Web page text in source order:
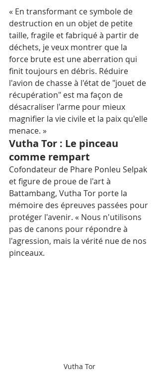
« En transformant ce symbole de
destruction en un objet de petite
taille, fragile et fabriqué à partir de
déchets, je veux montrer que la
force brute est une aberration qui
finit toujours en débris. Réduire
l'avion de chasse à l'état de "jouet de
récupération" est ma façon de
désacraliser l'arme pour mieux
magnifier la vie civile et la paix qu'elle
menace. »
Vutha Tor : Le pinceau
comme rempart
Cofondateur de Phare Ponleu Selpak
et figure de proue de l'art à
Battambang, Vutha Tor porte la
mémoire des épreuves passées pour
protéger l'avenir. « Nous n'utilisons
pas de canons pour répondre à
l'agression, mais la vérité nue de nos
pinceaux.
Vutha Tor